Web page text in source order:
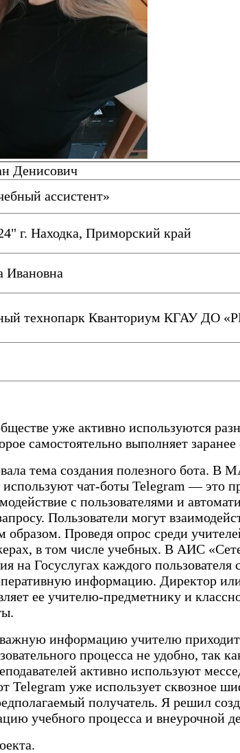
Денисович
ассистент»
Находка, Приморский край
технопарк Кванториум КГАУ ДО
уже активно используются
самостоятельно выполняет заранее
тема создания полезного бота.
используют чат-боты Telegram — это
с пользователями и
Пользователи могут
образом. Проведя опрос среди
в том числе учебных. В АИС
на Госуслугах каждого
информацию. Директор
ее учителю-предметнику и
информацию учителю
процесса не удобно, так
активно используют
Telegram уже использует сквозное
получатель. Я решил
учебного процесса и внеурочной